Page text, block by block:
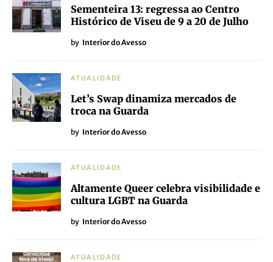
Sementeira 13: regressa ao Centro
Histórico de Viseu de 9 a 20 de Julho
by Interior do Avesso
ATUALIDADE
Let’s Swap dinamiza mercados de
troca na Guarda
by Interior do Avesso
ATUALIDADE
Altamente Queer celebra visibilidade e
cultura LGBT na Guarda
by Interior do Avesso
ATUALIDADE